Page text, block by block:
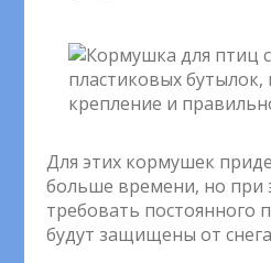
Для этих кормушек
больше времени, но при
требовать постоянного
будут защищены от